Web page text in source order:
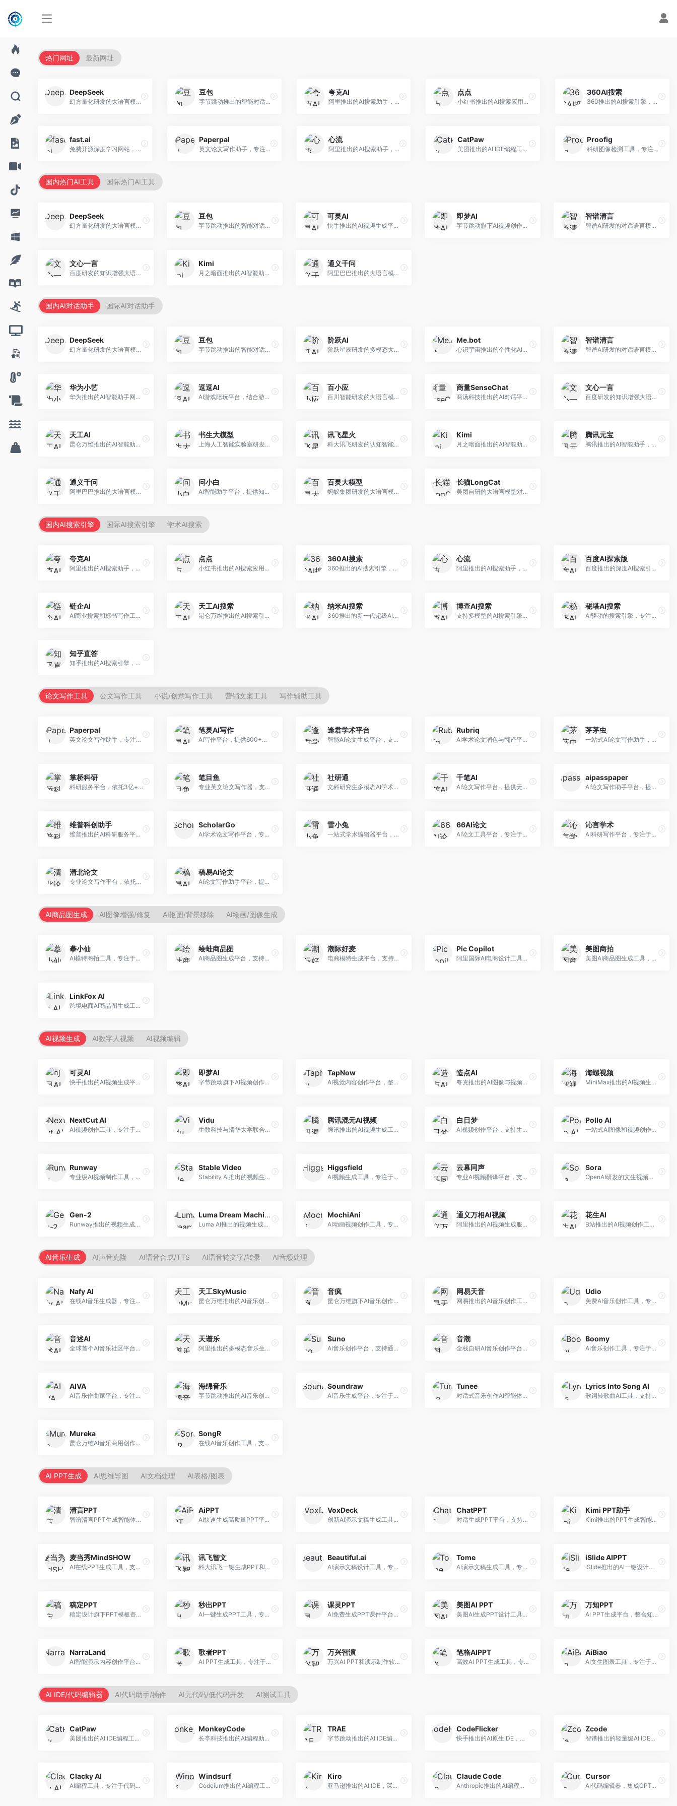
热门网址 最新网址
DeepSeek
幻方量化研发的大语言模型平台，专注于深度推理和代码生成能力。面向开发者、研究人员和技术爱好者，提供强大的逻辑推理和数学计算功能，开源生态完善，API接口友好。
豆包
字节跳动推出的智能对话助手平台，提供文本创作、知识问答、英语学习等多种AI服务。面向普通用户和内容创作者，支持多轮对话和文件解析，免费使用，响应速度快，中文理解能力强。
夸克AI
阿里推出的AI搜索助手，整合搜索与AI功能。面向年轻用户，提供智能搜索、文档处理、学习辅助等服务，与夸克生态深度整合。
点点
小红书推出的AI搜索应用，专注于生活方式内容搜索。面向小红书用户，提供生活攻略、消费决策、内容推荐等服务，生活方式内容丰富。
360AI搜索
360推出的AI搜索引擎，专注于安全智能搜索。面向普通用户，提供智能问答、网页搜索、内容整理等服务，安全防护能力强。
fast.ai
免费开源深度学习网站，专注于实用AI教学。面向开发者，提供免费深度学习课程、实战项目、代码库等资源，学习门槛低。
Paperpal
英文论文写作助手，专注于学术英语润色。面向需要发表国际期刊的研究者，提供语法检查、学术表达优化、格式规范等服务，英语表达地道专业。
心流
阿里推出的AI搜索助手，专注于智能信息获取。面向普通用户，提供智能搜索、内容整理、知识问答等服务，与阿里生态深度整合。
CatPaw
美团推出的AI IDE编程工具，专注于本地开发生态。面向开发者，提供智能代码补全、代码生成、项目管理等服务，本地开发体验好。
Proofig
科研图像检测工具，专注于学术图像完整性验证。面向科研人员，提供图像检测、重复分析、报告生成等服务，学术检测专业。
国内热门AI工具 国际热门AI工具
DeepSeek
幻方量化研发的大语言模型平台，专注于深度推理和代码生成能力。面向开发者、研究人员和技术爱好者，提供强大的逻辑推理和数学计算功能，开源生态完善，API接口友好。
豆包
字节跳动推出的智能对话助手平台，提供文本创作、知识问答、英语学习等多种AI服务。面向普通用户和内容创作者，支持多轮对话和文件解析，免费使用，响应速度快，中文理解能力强。
可灵AI
快手推出的AI视频生成平台，支持文生视频和图生视频，可生成长达2分钟的高质量视频内容。面向短视频创作者和营销人员，操作简便，生成效果逼真，适合商业推广和创意表达。
即梦AI
字节跳动旗下AI视频创作平台，支持多模态内容生成。面向内容创作者和营销人员，提供文生视频、图生视频、智能剪辑等功能，中文理解能力强，创作效率高。
智谱清言
智谱AI研发的对话语言模型，支持中英双语交互。面向中文用户和开发者，提供知识问答、代码编写、文档解读等服务，开源生态完善，学术研究背景深厚。
文心一言
百度研发的知识增强大语言模型，深度融合百度知识图谱和搜索能力。面向中文用户，提供知识问答、文本创作、逻辑推理等服务，中文语境理解准确，知识覆盖面广。
Kimi
月之暗面推出的AI智能助手，核心优势在于超长文本处理能力，支持20万字以上文档分析。面向学术研究者、职场人士和内容创作者，提供文档解读、PPT生成、联网搜索等综合服务。
通义千问
阿里巴巴推出的大语言模型平台，提供对话问答、文档处理、图像理解、代码编写等全方位AI服务。面向企业用户和个人开发者，集成阿里云生态，支持多模态交互，企业级安全保障。
国内AI对话助手 国际AI对话助手
DeepSeek
幻方量化研发的大语言模型平台，专注于深度推理和代码生成能力。面向开发者、研究人员和技术爱好者，提供强大的逻辑推理和数学计算功能，开源生态完善，API接口友好。
豆包
字节跳动推出的智能对话助手平台，提供文本创作、知识问答、英语学习等多种AI服务。面向普通用户和内容创作者，支持多轮对话和文件解析，免费使用，响应速度快，中文理解能力强。
阶跃AI
阶跃星辰研发的多模态大模型平台，支持文本、图像、视频的综合理解与生成。面向创作者和企业客户，提供内容创作、智能分析等服务，多模态能力突出。
Me.bot
心识宇宙推出的个性化AI伴侣，专注于情感交互和个人助理服务。面向个人用户，支持日程管理、情感陪伴、知识问答等功能，交互体验人性化。
智谱清言
智谱AI研发的对话语言模型，支持中英双语交互。面向中文用户和开发者，提供知识问答、代码编写、文档解读等服务，开源生态完善，学术研究背景深厚。
华为小艺
华为推出的AI智能助手网页端，深度整合鸿蒙生态和华为云服务。面向华为设备用户，支持语音交互、智能问答、设备控制等功能，与华为硬件生态无缝衔接。
逗逗AI
AI游戏陪玩平台，结合游戏理解和自然语言交互技术。面向游戏玩家，提供游戏攻略、陪玩互动、社交聊天等服务，游戏知识丰富，互动体验有趣。
百小应
百川智能研发的大语言模型助手，专注于中文理解和生成。面向中文用户，提供知识问答、文本创作、代码辅助等服务，模型参数规模大，中文表达流畅自然。
商量SenseChat
商汤科技推出的AI对话平台，结合计算机视觉和自然语言处理技术。面向企业用户和开发者，支持多模态交互，视觉理解能力强，适合智能客服和内容创作场景。
文心一言
百度研发的知识增强大语言模型，深度融合百度知识图谱和搜索能力。面向中文用户，提供知识问答、文本创作、逻辑推理等服务，中文语境理解准确，知识覆盖面广。
天工AI
昆仑万维推出的AI智能助手，集成搜索、对话、创作等多种能力。面向普通用户和内容创作者，支持联网搜索、文本生成、图像理解等功能，响应速度快，免费使用。
书生大模型
上海人工智能实验室研发的开源大模型系列，支持多尺度和多模态。面向研究机构和开发者，开源生态完善，学术研究背景深厚，适合科研和定制开发。
讯飞星火
科大讯飞研发的认知智能大模型，深度融合语音识别和自然语言处理技术。面向企业用户和教育领域，提供语音交互、文档处理、代码生成等服务，中文语音识别准确率高。
Kimi
月之暗面推出的AI智能助手，核心优势在于超长文本处理能力，支持20万字以上文档分析。面向学术研究者、职场人士和内容创作者，提供文档解读、PPT生成、联网搜索等综合服务。
腾讯元宝
腾讯推出的AI智能助手，整合微信生态和腾讯云服务。面向普通用户和企业客户，支持文档解析、图像理解、联网搜索等功能，与腾讯产品无缝衔接，办公协作便捷。
通义千问
阿里巴巴推出的大语言模型平台，提供对话问答、文档处理、图像理解、代码编写等全方位AI服务。面向企业用户和个人开发者，集成阿里云生态，支持多模态交互，企业级安全保障。
问小白
AI智能助手平台，提供知识问答、文本创作、文档处理等服务。面向普通用户和职场人士，操作简便，响应速度快，支持多场景应用。
百灵大模型
蚂蚁集团研发的大语言模型平台，专注于金融科技和企业服务。面向金融机构和企业客户，提供智能客服、风险分析、文档处理等服务，金融场景理解深入。
长猫LongCat
美团自研的大语言模型对话平台，专注于本地生活服务场景。面向美团生态用户，提供智能推荐、服务问答等功能，本地生活知识覆盖全面。
国内AI搜索引擎 国际AI搜索引擎 学术AI搜索
夸克AI
阿里推出的AI搜索助手，整合搜索与AI功能。面向年轻用户，提供智能搜索、文档处理、学习辅助等服务，与夸克生态深度整合。
点点
小红书推出的AI搜索应用，专注于生活方式内容搜索。面向小红书用户，提供生活攻略、消费决策、内容推荐等服务，生活方式内容丰富。
360AI搜索
360推出的AI搜索引擎，专注于安全智能搜索。面向普通用户，提供智能问答、网页搜索、内容整理等服务，安全防护能力强。
心流
阿里推出的AI搜索助手，专注于智能信息获取。面向普通用户，提供智能搜索、内容整理、知识问答等服务，与阿里生态深度整合。
百度AI探索版
百度推出的深度AI搜索引擎，整合百度知识图谱。面向中文用户，提供智能问答、知识探索、内容生成等服务，知识覆盖面广。
链企AI
AI商业搜索和标书写作工具，专注于企业服务场景。面向企业用户，提供商业信息搜索、标书生成、企业分析等服务，商业信息专业。
天工AI搜索
昆仑万维推出的AI搜索引擎，整合大模型与搜索能力。面向普通用户，提供智能问答、深度搜索、内容整理等服务，中文搜索体验好。
纳米AI搜索
360推出的新一代超级AI搜索，深度整合360搜索资源。面向普通用户，提供智能问答、多模态搜索、内容生成等服务，安全可靠。
博查AI搜索
支持多模型的AI搜索引擎，整合多种大模型能力。面向AI爱好者，提供多模型搜索、答案对比、深度分析等服务，模型选择灵活。
秘塔AI搜索
AI驱动的搜索引擎，专注于无广告直达结果。面向研究者和信息获取需求者，提供深度搜索、来源标注、答案整理等服务，搜索结果干净准确，信息可信度高。
知乎直答
知乎推出的AI搜索引擎，专注于知识问答场景。面向知识获取者，提供知乎内容搜索、智能问答、知识整理等服务，专业知识丰富。
论文写作工具 公文写作工具 小说/创意写作工具 营销文案工具 写作辅助工具
Paperpal
英文论文写作助手，专注于学术英语润色。面向需要发表国际期刊的研究者，提供语法检查、学术表达优化、格式规范等服务，英语表达地道专业。
笔灵AI写作
AI写作平台，提供600+写作模板。面向学生、职场人士和内容创作者，支持论文、公文、营销文案等多种文体，模板丰富，一键生成，写作效率大幅提升。
逢君学术平台
智能AI论文生成平台，支持查重检测。面向高校学生和研究人员，提供论文选题、内容生成、查重修改等一站式服务，学术写作流程完整。
Rubriq
AI学术论文润色与翻译平台。面向国际期刊投稿者，提供论文润色、翻译、格式调整等服务，支持多语言，学术表达专业规范。
茅茅虫
一站式AI论文写作助手，覆盖学术写作全场景。面向高校学生和科研人员，提供开题报告、文献综述、论文正文等写作服务，支持多学科多类型论文，操作简便。
掌桥科研
科研服务平台，依托3亿+真实文献数据库。面向学术研究者和学生，提供文献检索、论文写作、科研数据分析等服务，文献资源丰富，学术支持专业。
笔目鱼
专业英文论文写作器，支持学术论文全流程。面向留学生和国际期刊投稿者，提供英文论文撰写、润色、格式调整等服务，学术英语表达规范。
社研通
文科研究生多模态AI学术写作平台。面向文科研究生和社科研究者，提供文献综述、理论分析、定性研究辅助等服务，文科研究方法论支持完善。
千笔AI
AI论文写作平台，提供无限改稿服务。面向高校学生和学术研究者，支持论文选题、大纲生成、内容撰写、查重修改等全流程服务，改稿次数不限，服务质量有保障。
aipasspaper
AI论文写作助手平台，提供智能化的学术写作支持。面向大学生和研究人员，支持多种学科论文生成，提供参考文献管理和格式规范服务，写作效率高。
维普科创助手
维普推出的AI科研服务平台，整合学术资源与智能写作。面向科研人员和高校师生，提供文献检索、论文写作、查重检测等一站式服务，学术资源权威可靠。
ScholarGo
AI学术论文写作平台，专注于理工科领域的逻辑构建。面向理工科研究生和科研工作者，提供公式编辑、数据分析、论文结构优化等服务，理工科写作逻辑严谨。
雷小兔
一站式学术编辑器平台，覆盖论文写作全流程。面向高校学生和科研人员，提供选题分析、文献检索、论文生成、查重降重等服务，操作流程清晰，学术写作效率显著提升。
66AI论文
AI论文工具平台，专注于高质量低查重论文生成。面向大学生和研究生，提供论文写作、降重修改等服务，生成内容原创度高，查重率低。
沁言学术
AI科研写作平台，专注于学术研究辅助。面向研究生和科研工作者，提供文献分析、研究方法指导、论文撰写等服务，学术资源丰富，研究支持全面。
清北论文
专业论文写作平台，依托高校学术资源。面向本科生和研究生，提供论文指导、写作辅助、查重检测等服务，学术规范性强，适合追求高质量论文的用户。
稿易AI论文
AI论文写作助手平台，提供智能化学术写作支持。面向高校学生，支持多种论文类型生成，提供参考文献管理和格式规范服务，操作流程简单。
AI商品图生成 AI图像增强/修复 AI抠图/背景移除 AI绘画/图像生成
摹小仙
AI模特商拍工具，专注于服装电商。面向服装电商卖家，提供虚拟模特试穿、商品展示图生成等服务，模特形象多样，拍摄成本低。
绘蛙商品图
AI商品图生成平台，支持模特换装和场景生成。面向电商卖家，提供商品上身效果展示、场景化商品图生成等服务，电商营销效果显著。
潮际好麦
电商模特生成平台，支持AI虚拟模特创作。面向服装和配饰电商，提供模特试穿、商品展示、营销素材生成等服务，模特形象可定制。
Pic Copilot
阿里国际AI电商设计工具，专注于跨境电商。面向跨境电商卖家，提供商品图优化、营销海报生成、多语言适配等服务，海外市场适配性强。
美图商拍
美图AI商品图生成工具，整合美图生态。面向电商卖家，提供商品图美化、模特替换、场景生成等服务，移动端操作便捷。
LinkFox AI
跨境电商AI商品图生成工具。面向跨境电商卖家，支持多语言商品图生成、模特替换、场景优化等服务，适配海外电商平台需求。
AI视频生成 AI数字人视频 AI视频编辑
可灵AI
快手推出的AI视频生成平台，支持文生视频和图生视频，可生成长达2分钟的高质量视频内容。面向短视频创作者和营销人员，操作简便，生成效果逼真，适合商业推广和创意表达。
即梦AI
字节跳动旗下AI视频创作平台，支持多模态内容生成。面向内容创作者和营销人员，提供文生视频、图生视频、智能剪辑等功能，中文理解能力强，创作效率高。
TapNow
AI视觉内容创作平台，整合图像与视频生成能力。面向内容创作者，提供文生图、文生视频、智能编辑等服务，创作工具丰富，一站式体验便捷。
造点AI
夸克推出的AI图像与视频创作平台。面向普通用户和内容创作者，提供文生图、文生视频等功能，操作简便，与夸克生态深度整合。
海螺视频
MiniMax推出的AI视频生成工具，支持高质量视频创作。面向内容创作者，提供文生视频、视频编辑等功能，生成速度快，视频效果自然流畅。
NextCut AI
AI视频创作工具，专注于智能剪辑和视频生成。面向视频创作者，提供智能剪辑、视频生成、特效添加等功能，剪辑效率高，适合快节奏内容生产。
Vidu
生数科技与清华大学联合研发的AI视频生成大模型。面向视频创作者和内容生产者，支持文生视频、图生视频，视频质量高，物理运动理解准确，国产视频生成领先工具。
腾讯混元AI视频
腾讯推出的AI视频生成工具，基于混元大模型。面向腾讯生态用户和内容创作者，支持文生视频、视频编辑等功能，与腾讯产品生态深度整合。
白日梦
AI视频创作平台，支持生成长达50分钟的长视频内容。面向长视频创作者和内容生产者，支持故事视频生成、视频编辑等功能，适合叙事性内容创作。
Pollo AI
一站式AI图像和视频创作平台，整合多种生成工具。面向内容创作者，提供文生图、文生视频、视频编辑等服务，创作工具全面，一站式体验便捷。
Runway
专业级AI视频制作工具，支持视频生成与编辑。面向影视制作人和创意工作者，提供文生视频、视频编辑、绿幕抠像等专业功能，视频处理能力强，适合专业创作场景。
Stable Video
Stability AI推出的视频生成模型，开源可部署。面向开发者和专业创作者，支持视频生成、视频编辑等功能，开源生态完善，定制化程度高。
Higgsfield
AI视频生成工具，专注于高质量视频内容创作。面向视频创作者和营销人员，支持文生视频、视频编辑等功能，视频效果逼真，适合商业应用。
云幕同声
专业AI视频翻译平台，支持视频多语言配音和字幕生成。面向跨境电商和内容出海从业者，提供视频翻译、配音、字幕生成等服务，多语言支持完善。
Sora
OpenAI研发的文生视频大模型，可根据文字描述生成长达60秒的高清视频。面向影视创作者、广告从业者和内容生产者，视频连贯性强，物理世界理解准确，代表了AI视频生成的最高水平。
Gen-2
Runway推出的视频生成模型，专注于文生视频和视频风格转换。面向影视制作人和创意工作者，支持文本到视频、图像到视频等多种生成模式，视频质量专业级。
Luma Dream Machine
Luma AI推出的视频生成工具，专注于高质量视频创作。面向影视创作者和内容生产者，支持文生视频、图生视频，视频质量高，物理运动流畅自然。
MochiAni
AI动画视频创作工具，专注于动画内容生成。面向动画创作者和二次元内容生产者，支持动画风格视频生成，动画效果流畅，适合动漫内容创作。
通义万相AI视频
阿里推出的AI视频生成服务，整合图像与视频创作能力。面向电商和营销从业者，支持商品视频生成、营销视频制作等服务，商业应用场景丰富。
花生AI
B站推出的AI视频创作工具，专注于短视频内容生成。面向B站创作者，支持视频生成、视频编辑等功能，与B站平台深度整合，创作效率高。
AI音乐生成 AI声音克隆 AI语音合成/TTS AI语音转文字/转录 AI音频处理
Nafy AI
在线AI音乐生成器，专注于快速音乐创作。面向内容创作者，支持多种风格音乐生成，操作简便，生成速度快，适合快速配乐需求。
天工SkyMusic
昆仑万维推出的AI音乐创作平台，基于天工大模型。面向音乐创作者，支持歌词生成、旋律创作、音乐编曲等服务，中文音乐创作能力强。
音疯
昆仑万维旗下AI音乐创作平台，专注于音乐内容生成。面向音乐爱好者和内容创作者，提供多种风格音乐生成，操作简便，创作速度快。
网易天音
网易推出的AI音乐创作工具，支持作词、作曲与编曲。面向音乐爱好者和独立音乐人，提供歌词生成、旋律创作、编曲制作等服务，与网易云音乐生态深度整合。
Udio
免费AI音乐创作工具，专注于高质量音乐生成。面向音乐创作者和内容制作者，支持多种音乐风格生成，音质专业，创作自由度高，适合专业音乐制作场景。
音述AI
全球首个AI音乐社区平台，整合创作与分享功能。面向音乐创作者和爱好者，提供音乐创作、作品分享、社区交流等服务，社区氛围活跃。
天谱乐
阿里推出的多模态音乐生成平台，整合音频与文本理解能力。面向内容创作者，支持歌词生成、旋律创作、音乐编辑等服务，与阿里生态深度整合。
Suno
AI音乐创作平台，支持通过文字描述生成完整歌曲，包含歌词、旋律和人声。面向音乐爱好者、内容创作者和独立音乐人，操作门槛低，创作速度快，支持多种音乐风格，为音乐创作带来全新可能。
音潮
全栈自研AI音乐创作平台，支持从创作到发布的完整流程。面向独立音乐人和音乐工作室，提供作词作曲、编曲混音、音乐发布等服务，创作工具专业。
Boomy
AI音乐创作工具，专注于快速音乐生成与发布。面向音乐爱好者和业余创作者，支持一键生成原创音乐，可直接发布到音乐平台，创作门槛低。
AIVA
AI音乐作曲家平台，专注于古典和影视配乐创作。面向影视制作人和游戏开发者，提供原创音乐生成、配乐定制等服务，音乐风格专业，适合影视游戏配乐。
海绵音乐
字节跳动推出的AI音乐创作平台，支持多风格音乐生成。面向内容创作者和音乐爱好者，提供歌词创作、旋律生成、编曲制作等服务，创作效率高，适合短视频配乐。
Soundraw
AI音乐生成平台，专注于免版税音乐创作。面向视频创作者和内容制作者，提供背景音乐生成、音乐定制等服务，音乐版权清晰，适合视频配乐场景。
Tunee
对话式音乐创作AI智能体，支持自然语言交互创作。面向音乐爱好者，通过对话方式完成音乐创作，交互体验友好，创作过程直观。
Lyrics Into Song AI
歌词转歌曲AI工具，支持将歌词转化为完整歌曲。面向歌词创作者和音乐爱好者，提供歌词谱曲、编曲制作等服务，歌词音乐化效率高。
Mureka
昆仑万维AI音乐商用创作平台，专注于商业音乐授权。面向企业和商业用户，提供版权音乐生成、商用授权等服务，音乐版权清晰，商业应用安全。
SongR
在线AI音乐创作工具，支持歌词与旋律一体化生成。面向内容创作者和音乐爱好者，提供歌词创作、旋律生成、音乐制作等服务，操作简便，创作速度快。
AI PPT生成 AI思维导图 AI文档处理 AI表格/图表
清言PPT
智谱清言PPT生成智能体，基于GLM大模型。面向智谱用户，支持对话生成PPT、内容优化等服务，与智谱生态深度整合。
AiPPT
AI快速生成高质量PPT平台，支持主题定制。面向职场人士和学生，提供一键生成、模板选择、内容优化等服务，PPT制作速度快，设计质量高。
VoxDeck
创新AI演示文稿生成工具，支持语音交互创作。面向职场人士，支持语音输入、PPT生成、内容优化等功能，语音创作体验便捷。
ChatPPT
对话生成PPT平台，支持自然语言交互创作。面向职场人士和教育工作者，通过对话方式完成PPT制作，交互体验友好，创作过程直观。
Kimi PPT助手
Kimi推出的PPT生成智能体，整合长文本处理能力。面向职场人士和学生，支持文档解析、PPT生成、内容优化等服务，与Kimi生态深度整合。
麦当秀MindSHOW
AI在线PPT生成工具，支持思维导图转PPT。面向职场人士，提供思维导图导入、PPT生成、模板选择等服务，思维导图转PPT效率高。
讯飞智文
科大讯飞一键生成PPT和Word工具，整合语音技术。面向职场人士，支持语音输入、文档生成、格式调整等功能，办公效率显著提升。
Beautiful.ai
AI演示文稿设计工具，专注于自动化设计排版。面向职场人士，提供智能排版、模板选择、设计优化等服务，设计美观度高。
Tome
AI演示文稿生成工具，专注于故事化演示创作。面向创业者和营销人员，提供故事叙述、视觉设计、内容生成等服务，演示文稿叙事性强。
iSlide AIPPT
iSlide推出的AI一键设计精美PPT工具。面向PPT设计用户，提供模板库、内容生成、设计优化等服务，与iSlide插件深度整合。
稿定PPT
稿定设计旗下PPT模板资源库，整合AI生成功能。面向设计师和职场人士，提供海量PPT模板、AI内容生成等服务，模板质量高。
秒出PPT
AI一键生成PPT工具，专注于快速演示文稿制作。面向职场人士，支持主题输入、内容生成、模板套用等功能，PPT生成速度快，适合紧急制作场景。
课灵PPT
AI免费生成PPT课件平台，专注于教育场景。面向教师和教育工作者，提供课件生成、教学设计、模板选择等服务，教育适配性强。
美图AI PPT
美图AI生成PPT设计工具，整合图像处理能力。面向设计师和职场人士，提供PPT生成、图片美化、设计优化等服务，视觉设计美观。
万知PPT
AI PPT生成平台，整合知识库与创作功能。面向职场人士，支持内容检索、PPT生成、设计优化等服务，知识整合能力强。
NarraLand
AI智能演示内容创作平台，专注于叙事演示。面向内容创作者，提供故事创作、演示生成、动画设计等服务，演示内容生动有趣。
歌者PPT
AI PPT生成工具，专注于演示文稿智能创作。面向职场人士，支持主题输入、内容生成、设计美化等功能，PPT制作效率高。
万兴智演
万兴AI PPT和演示制作软件，整合视频演示功能。面向职场人士和教育工作者，提供PPT生成、演示录制、视频制作等服务，演示功能完善。
笔格AIPPT
高效AI PPT生成工具，专注于演示文稿智能创作。面向职场人士，支持主题输入、内容生成、设计美化等功能，PPT制作效率高。
AiBiao
AI文生图表工具，专注于数据可视化展示。面向数据分析师和职场人士，提供图表生成、数据可视化、PPT嵌入等服务，数据展示专业。
AI IDE/代码编辑器 AI代码助手/插件 AI无代码/低代码开发 AI测试工具
CatPaw
美团推出的AI IDE编程工具，专注于本地开发生态。面向开发者，提供智能代码补全、代码生成、项目管理等服务，本地开发体验好。
MonkeyCode
长亭科技推出的AI编程助手，专注于安全开发。面向开发者，提供代码生成、安全检测、漏洞修复等服务，安全开发能力强。
TRAE
字节跳动推出的AI IDE编程工具，深度集成大模型能力。面向开发者，提供智能代码补全、代码解释、重构优化等服务，编程效率显著提升。
CodeFlicker
快手推出的AI原生IDE，专注于短视频相关开发。面向快手生态开发者，提供代码生成、调试辅助等服务，与快手开发生态深度整合。
Zcode
智谱推出的轻量级AI IDE，基于GLM模型。面向开发者，提供智能代码补全、代码生成、错误检测等服务，中文编程支持好。
Clacky AI
AI编程工具，专注于代码智能生成与优化。面向开发者，提供代码生成、代码重构、错误修复等服务，编程效率高。
Windsurf
Codeium推出的AI编程工具，专注于代码智能辅助。面向开发者，提供代码补全、代码生成、代码解释等服务，多语言支持完善。
Kiro
亚马逊推出的AI IDE，深度整合AWS云服务。面向AWS开发者，提供代码生成、云服务集成、部署自动化等服务，与AWS生态无缝衔接。
Claude Code
Anthropic推出的AI编程工具，基于Claude模型。面向开发者，提供代码生成、代码审查、调试辅助等服务，代码质量高，推理能力强。
Cursor
AI代码编辑器，集成GPT-4模型，专注于智能编程辅助。面向开发者，提供代码生成、代码解释、错误修复等服务，编程体验流畅，开发效率高。